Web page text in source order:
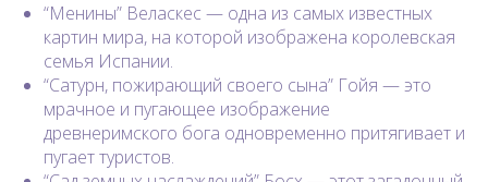
“Менины” Веласкес — одна из самых известных
картин мира, на которой изображена королевская
семья Испании.
“Сатурн, пожирающий своего сына” Гойя — это
мрачное и пугающее изображение
древнеримского бога одновременно притягивает и
пугает туристов.